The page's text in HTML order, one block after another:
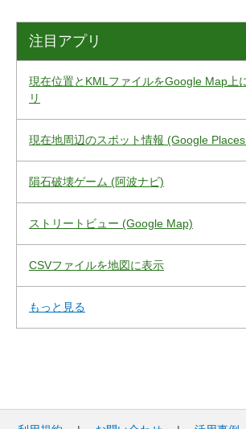
注目アプリ
現在位置とKMLファイルをGoogle Map上
リ
現在地周辺のスポット情報 (Google Places
隕石破壊ゲーム (阿波ナビ)
ストリートビュー (Google Map)
CSVファイルを地図に表示
もっと見る